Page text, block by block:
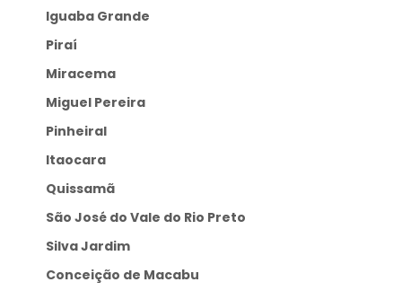
Iguaba Grande
Piraí
Miracema
Miguel Pereira
Pinheiral
Itaocara
Quissamã
São José do Vale do Rio Preto
Silva Jardim
Conceição de Macabu